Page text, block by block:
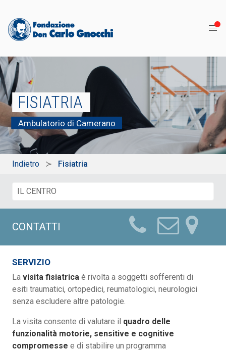
FISIATRIA
Ambulatorio di Camerano
Indietro Fisiatria
CONTATTI
SERVIZIO
La visita fisiatrica è rivolta a soggetti sofferenti di
esiti traumatici, ortopedici, reumatologici, neurologici
senza escludere altre patologie.
La visita consente di valutare il quadro delle
funzionalità motorie, sensitive e cognitive
compromesse e di stabilire un programma